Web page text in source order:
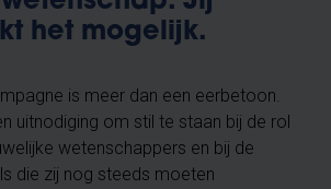
het mogelijk.
is meer dan een eerbetoon.
uitnodiging om stil te staan bij de rol
wetenschappers en bij de
die zij nog steeds moeten